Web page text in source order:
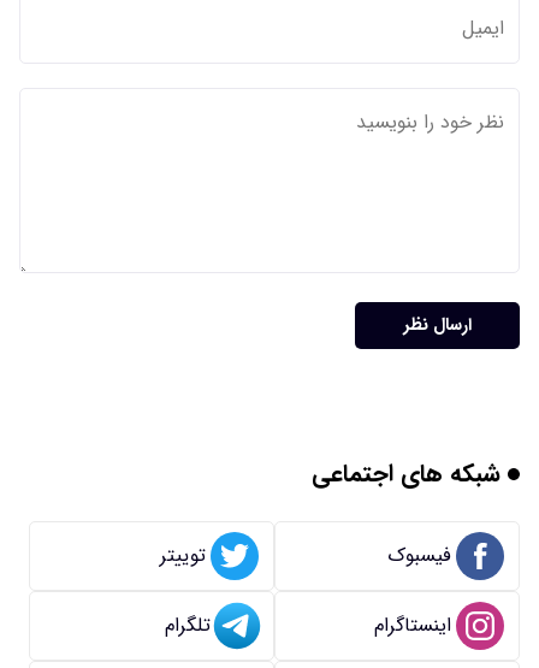
ارسال نظر
شبکه های اجتماعی
فیسبوک توییتر
اینستاگرام تلگرام